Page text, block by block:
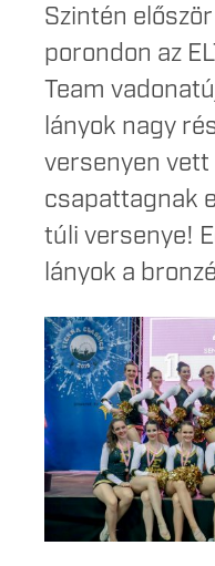
Szintén
porondon az
Team
lányok nagy
versenyen
csapattagnak
túli versenye!
lányok a